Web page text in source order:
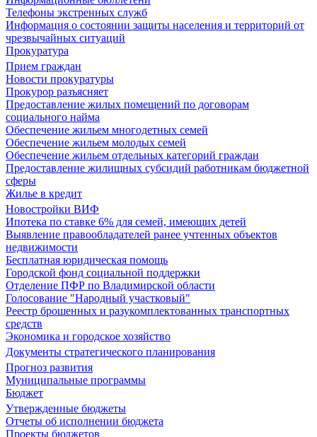
Телефоны экстренных служб
Информация о состоянии защиты населения и территорий от
чрезвычайных ситуаций
Прокуратура
Прием граждан
Новости прокуратуры
Прокурор разъясняет
Предоставление жилых помещений по договорам
социального найма
Обеспечение жильем многодетных семей
Обеспечение жильем молодых семей
Обеспечение жильем отдельных категорий граждан
Предоставление жилищных субсидий работникам бюджетной
сферы
Жилье в кредит
Новостройки ВИФ
Ипотека по ставке 6% для семей, имеющих детей
Выявление правообладателей ранее учтенных объектов
недвижимости
Бесплатная юридическая помощь
Городской фонд социальной поддержки
Отделение ПФР по Владимирской области
Голосование "Народный участковый"
Реестр брошенных и разукомплектованных транспортных
средств
Экономика и городское хозяйство
Документы стратегического планирования
Прогноз развития
Муниципальные программы
Бюджет
Утвержденные бюджеты
Отчеты об исполнении бюджета
Проекты бюджетов